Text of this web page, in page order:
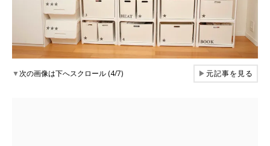
▼次の画像は下へスクロール (4/7) ▶元記事を見る